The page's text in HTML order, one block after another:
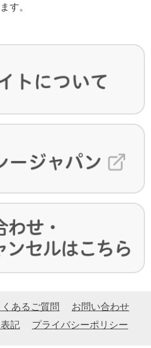
す。
くあるご質問
お問い合わせ
記
プライバシーポリシー